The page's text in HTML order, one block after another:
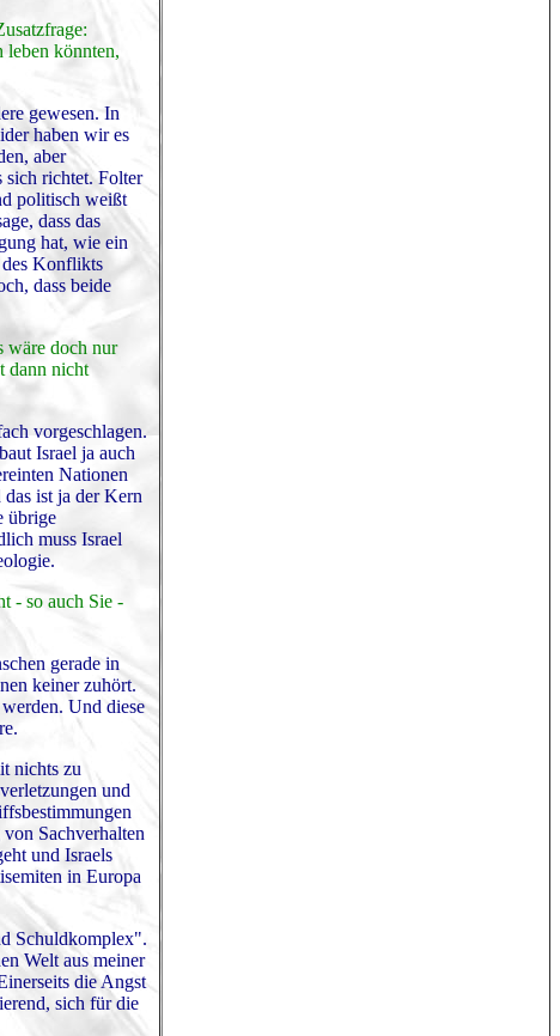
leben könnten,
gewesen. In
haben wir es
aber
sich richtet. Folter
politisch weißt
dass das
hat, wie ein
des Konflikts
dass beide
wäre doch nur
dann nicht
vorgeschlagen.
Israel ja auch
Nationen
ist ja der Kern
übrige
muss Israel
- so auch Sie -
gerade in
keiner zuhört.
Und diese
nichts zu
und
Sachverhalten
und Israels
in Europa
Schuldkomplex".
Welt aus meiner
die Angst
sich für die